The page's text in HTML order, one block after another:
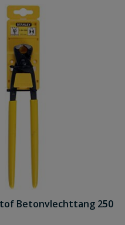
Betonvlechttang 250